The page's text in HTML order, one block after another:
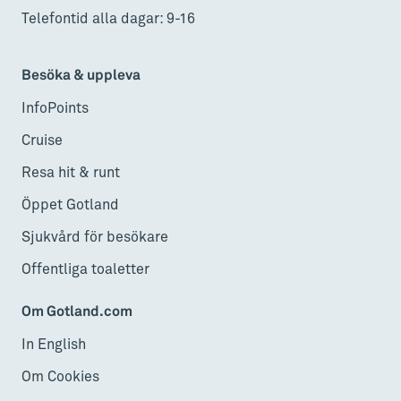
Telefontid alla dagar: 9-16
Besöka & uppleva
InfoPoints
Cruise
Resa hit & runt
Öppet Gotland
Sjukvård för besökare
Offentliga toaletter
Om Gotland.com
In English
Om Cookies